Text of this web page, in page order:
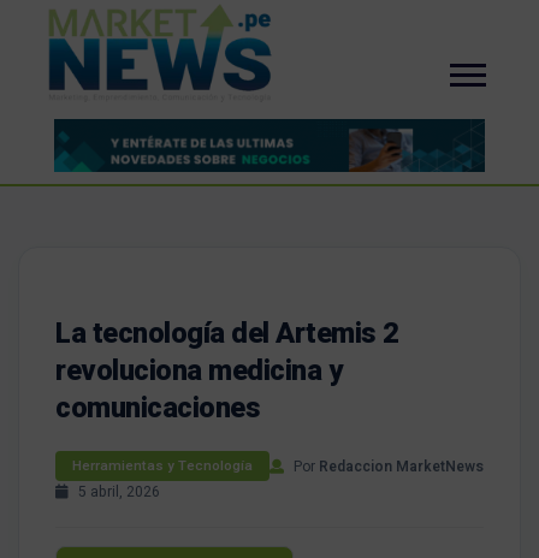
La tecnología del Artemis 2
revoluciona medicina y
comunicaciones
Herramientas y Tecnología Por Redaccion MarketNews
5 abril, 2026